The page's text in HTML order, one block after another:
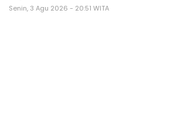
Senin, 3 Agu 2026 - 20:51 WITA